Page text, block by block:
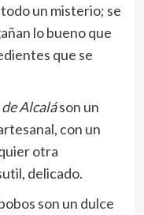
un misterio; se
lo bueno que
que se
Alcaláson un
con un
otra
delicado.
son un dulce